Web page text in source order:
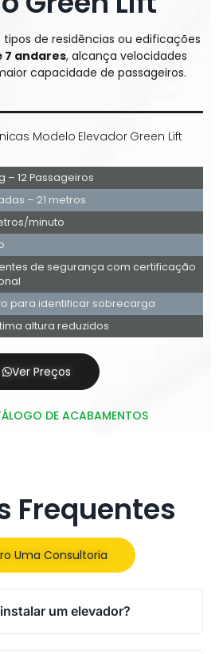
de residências ou edificações
7 andares, alcança velocidades
capacidade de passageiros.
Modelo Elevador Green Lift
– 12 Passageiros
– 21 metros
minuto
de segurança com certificação
para identificar sobrecarga
altura reduzidos
Ver Preços
DE ACABAMENTOS
Frequentes
Uma Consultoria
um elevador?